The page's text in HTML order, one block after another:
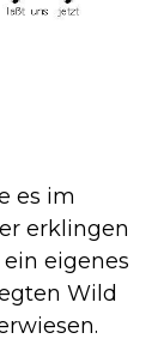
es im
erklingen
eigenes
Wild